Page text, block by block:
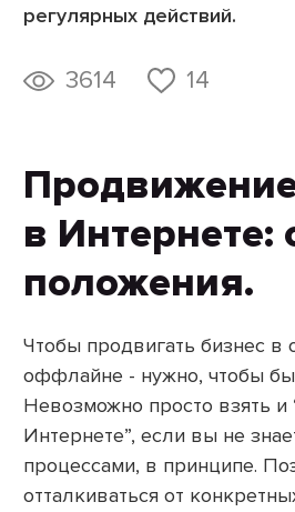
регулярных действий.
3614 14
в Интернете:
положения.
Чтобы продвигать бизнес в
оффлайне - нужно, чтобы
Невозможно просто взять и
Интернете”, если вы не
процессами, в принципе.
отталкиваться от